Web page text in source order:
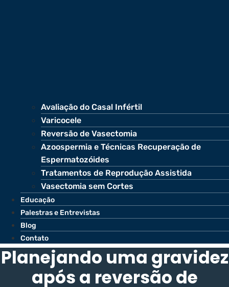
Avaliação do Casal Infértil
Varicocele
Reversão de Vasectomia
Azoospermia e Técnicas Recuperação de
Espermatozóides
Tratamentos de Reprodução Assistida
Vasectomia sem Cortes
Educação
Palestras e Entrevistas
Blog
Contato
Planejando uma gravidez
após a reversão de